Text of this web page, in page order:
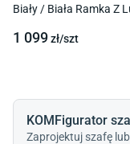
Biały / Biała Ramka Z
1 099zł/szt
KOMFigurator
Zaprojektuj szafę